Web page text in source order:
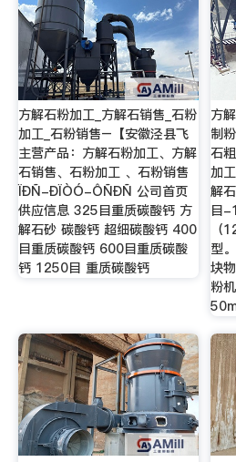
方解石粉加工_方解石销售_石粉
加工_石粉销售–【安徽泾县飞
主营产品：方解石粉加工、方解
石销售、石粉加工 、石粉销售
ÏÐÑ-ÐÏÒÓ-ÔÑÐÑ 公司首页
供应信息 325目重质碳酸钙 方
解石砂 碳酸钙 超细碳酸钙 400
目重质碳酸钙 600目重质碳酸
钙 1250目 重质碳酸钙
方
制
石
加
解
目-
（
型
块
粉